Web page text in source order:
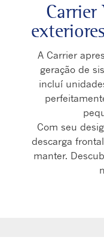
A Carrier
geração de
incluí
Com seu
descarga
manter.